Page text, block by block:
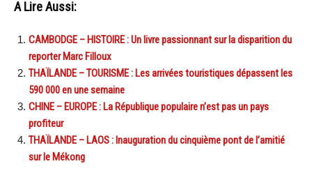
A Lire Aussi:
CAMBODGE – HISTOIRE : Un livre passionnant sur la disparition du
reporter Marc Filloux
THAÏLANDE – TOURISME : Les arrivées touristiques dépassent les
590 000 en une semaine
CHINE – EUROPE : La République populaire n’est pas un pays
profiteur
THAÏLANDE – LAOS : Inauguration du cinquième pont de l’amitié
sur le Mékong